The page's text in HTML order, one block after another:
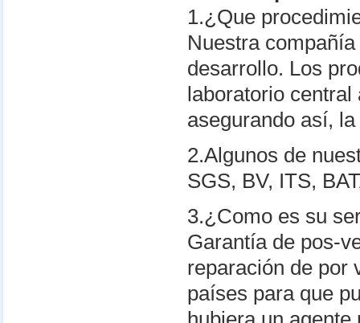
1.¿Que
Nuestra
desarrollo. Los
laboratorio
asegurando así,
2.Algunos de
SGS, BV, ITS,
3.¿Como es su
Garantía de pos-
reparación de por
países para que